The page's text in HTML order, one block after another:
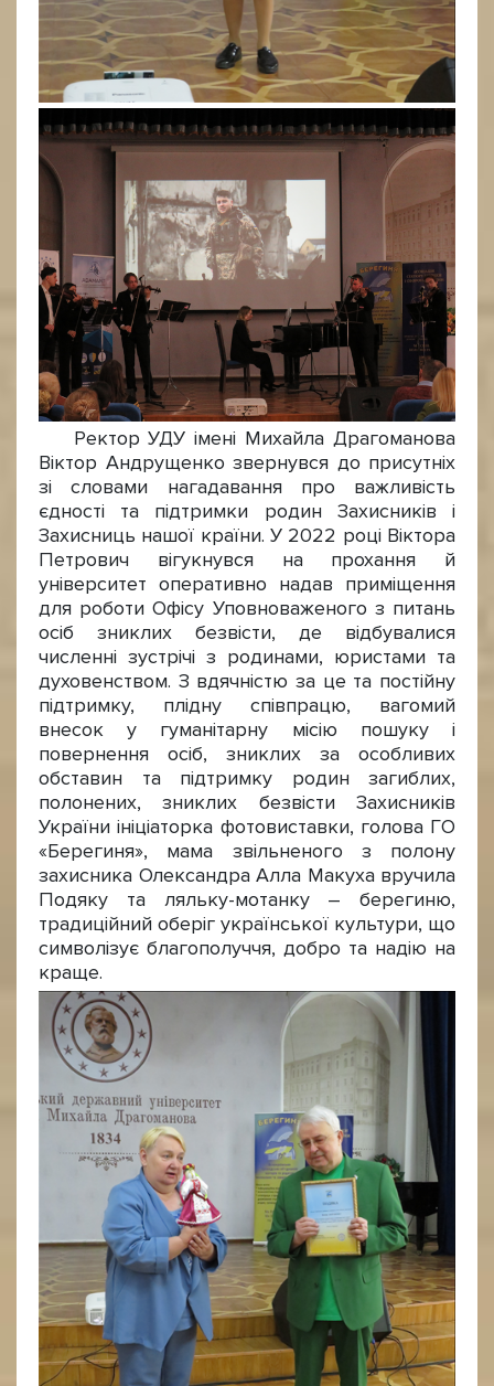
Ректор УДУ імені Михайла Драгоманова
Віктор Андрущенко звернувся до присутніх
зі словами нагадавання про важливість
єдності та підтримки родин Захисників і
Захисниць нашої країни. У 2022 році Віктора
Петрович вігукнувся на прохання й
університет оперативно надав приміщення
для роботи Офісу Уповноваженого з питань
осіб зниклих безвісти, де відбувалися
численні зустрічі з родинами, юристами та
духовенством. З вдячністю за це та постійну
підтримку, плідну співпрацю, вагомий
внесок у гуманітарну місію пошуку і
повернення осіб, зниклих за особливих
обставин та підтримку родин загиблих,
полонених, зниклих безвісти Захисників
України ініціаторка фотовиставки, голова ГО
«Берегиня», мама звільненого з полону
захисника Олександра Алла Макуха вручила
Подяку та ляльку-мотанку – берегиню,
традиційний оберіг української культури, що
символізує благополуччя, добро та надію на
краще.